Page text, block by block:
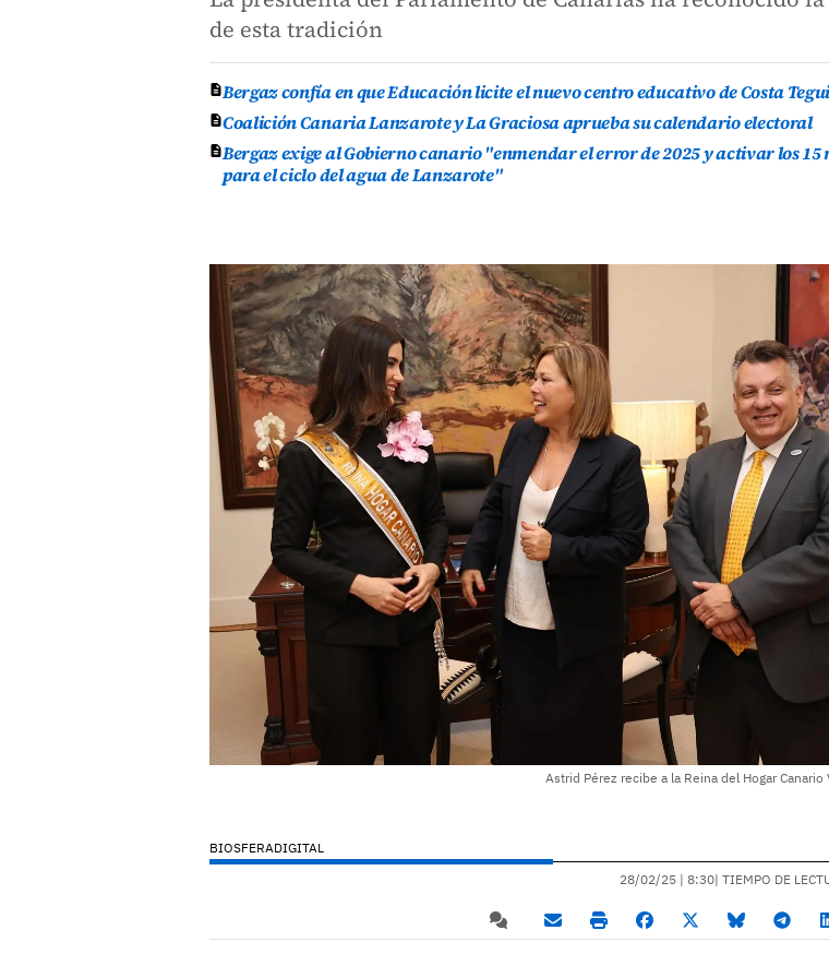
de esta tradición
Bergaz confía en que Educación licite el nuevo centro educativo de Costa
Coalición Canaria Lanzarote y La Graciosa aprueba su calendario electoral
Bergaz exige al Gobierno canario "enmendar el error de 2025 y activar los 15
para el ciclo del agua de Lanzarote"
Astrid Pérez recibe a la Reina del Hogar Canario
BIOSFERADIGITAL
28/02/25 | 8:30| TIEMPO DE